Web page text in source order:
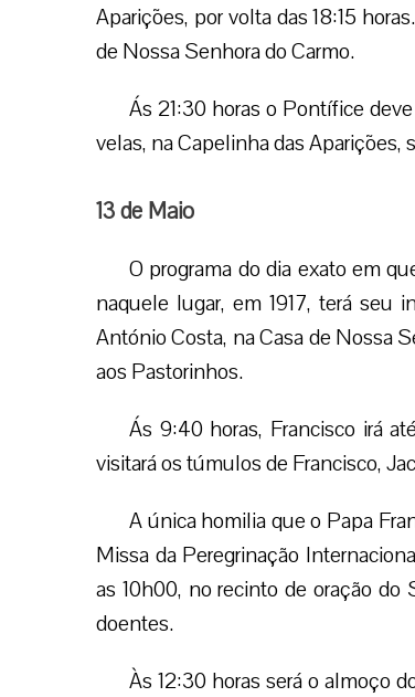
Aparições, por volta das 18:15
de Nossa Senhora do Carmo.
Ás 21:30 horas o Pontífice
velas, na Capelinha das Aparições,
13 de Maio
O programa do dia exato em
naquele lugar, em 1917, terá seu
António Costa, na Casa de Nossa
aos Pastorinhos.
Ás 9:40 horas, Francisco irá
visitará os túmulos de Francisco,
A única homilia que o Papa
Missa da Peregrinação
as 10h00, no recinto de oração do
doentes.
Às 12:30 horas será o almoço